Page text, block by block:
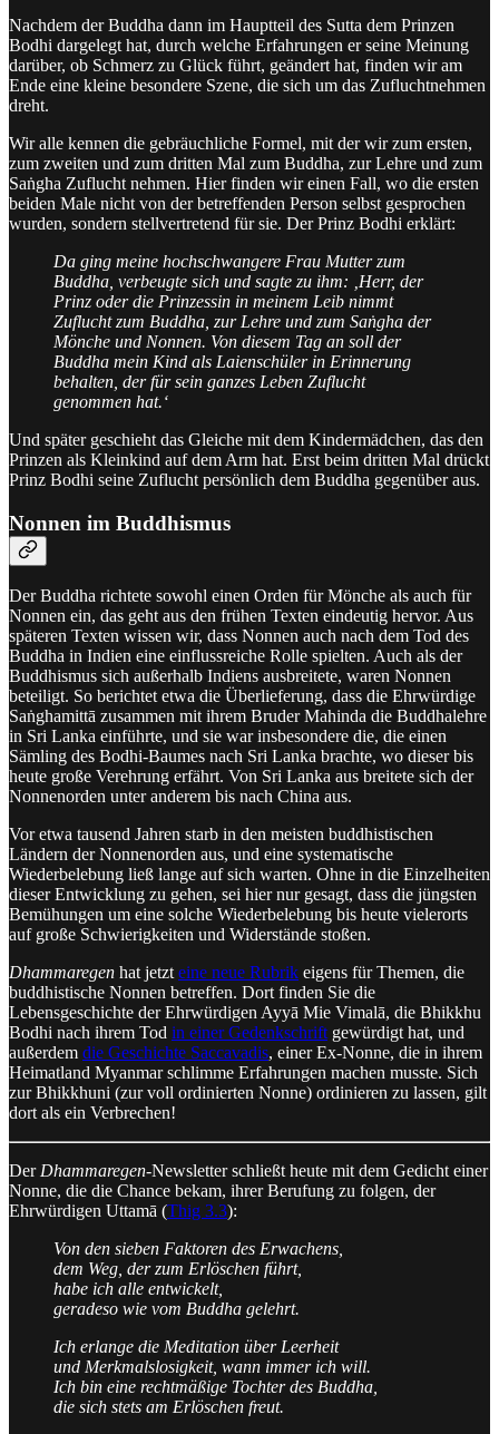
Nachdem der Buddha dann im Hauptteil des Sutta dem Prinzen
Bodhi dargelegt hat, durch welche Erfahrungen er seine Meinung
darüber, ob Schmerz zu Glück führt, geändert hat, finden wir am
Ende eine kleine besondere Szene, die sich um das Zufluchtnehmen
dreht.
Wir alle kennen die gebräuchliche Formel, mit der wir zum ersten,
zum zweiten und zum dritten Mal zum Buddha, zur Lehre und zum
Saṅgha Zuflucht nehmen. Hier finden wir einen Fall, wo die ersten
beiden Male nicht von der betreffenden Person selbst gesprochen
wurden, sondern stellvertretend für sie. Der Prinz Bodhi erklärt:
Da ging meine hochschwangere Frau Mutter zum
Buddha, verbeugte sich und sagte zu ihm: ‚Herr, der
Prinz oder die Prinzessin in meinem Leib nimmt
Zuflucht zum Buddha, zur Lehre und zum Saṅgha der
Mönche und Nonnen. Von diesem Tag an soll der
Buddha mein Kind als Laienschüler in Erinnerung
behalten, der für sein ganzes Leben Zuflucht
genommen hat.‘
Und später geschieht das Gleiche mit dem Kindermädchen, das den
Prinzen als Kleinkind auf dem Arm hat. Erst beim dritten Mal drückt
Prinz Bodhi seine Zuflucht persönlich dem Buddha gegenüber aus.
Nonnen im Buddhismus
Der Buddha richtete sowohl einen Orden für Mönche als auch für
Nonnen ein, das geht aus den frühen Texten eindeutig hervor. Aus
späteren Texten wissen wir, dass Nonnen auch nach dem Tod des
Buddha in Indien eine einflussreiche Rolle spielten. Auch als der
Buddhismus sich außerhalb Indiens ausbreitete, waren Nonnen
beteiligt. So berichtet etwa die Überlieferung, dass die Ehrwürdige
Saṅghamittā zusammen mit ihrem Bruder Mahinda die Buddhalehre
in Sri Lanka einführte, und sie war insbesondere die, die einen
Sämling des Bodhi-Baumes nach Sri Lanka brachte, wo dieser bis
heute große Verehrung erfährt. Von Sri Lanka aus breitete sich der
Nonnenorden unter anderem bis nach China aus.
Vor etwa tausend Jahren starb in den meisten buddhistischen
Ländern der Nonnenorden aus, und eine systematische
Wiederbelebung ließ lange auf sich warten. Ohne in die Einzelheiten
dieser Entwicklung zu gehen, sei hier nur gesagt, dass die jüngsten
Bemühungen um eine solche Wiederbelebung bis heute vielerorts
auf große Schwierigkeiten und Widerstände stoßen.
Dhammaregen hat jetzteine neue Rubrik eigens für Themen, die
buddhistische Nonnen betreffen. Dort finden Sie die
Lebensgeschichte der Ehrwürdigen Ayyā Mie Vimalā, die Bhikkhu
Bodhi nach ihrem Tod in einer Gedenkschriftgewürdigt hat, und
außerdem die Geschichte Saccavadis, einer Ex-Nonne, die in ihrem
Heimatland Myanmar schlimme Erfahrungen machen musste. Sich
zur Bhikkhuni (zur voll ordinierten Nonne) ordinieren zu lassen, gilt
dort als ein Verbrechen!
DerDhammaregen-Newsletter schließt heute mit dem Gedicht einer
Nonne, die die Chance bekam, ihrer Berufung zu folgen, der
Ehrwürdigen Uttamā (Thig 3.3):
Von den sieben Faktoren des Erwachens,
dem Weg, der zum Erlöschen führt,
habe ich alle entwickelt,
geradeso wie vom Buddha gelehrt.
Ich erlange die Meditation über Leerheit
und Merkmalslosigkeit, wann immer ich will.
Ich bin eine rechtmäßige Tochter des Buddha,
die sich stets am Erlöschen freut.